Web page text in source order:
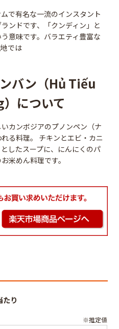
で有名な一流のインスタント
ンドです、「クンディン」と
意味です。バラエティ豊富な
では
バン（Hủ Tiếu
について
カンボジアのプノンペン（ナ
る料理。 チキンとエビ・カニ
したスープに、にんにくのパ
米めん料理です。
り
※推定値